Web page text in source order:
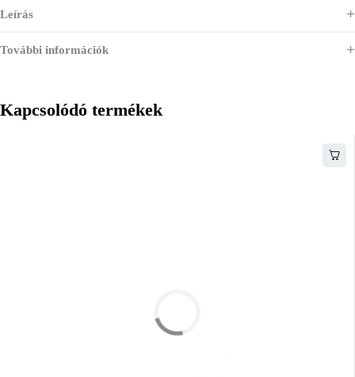
Leírás
További információk
Kapcsolódó termékek